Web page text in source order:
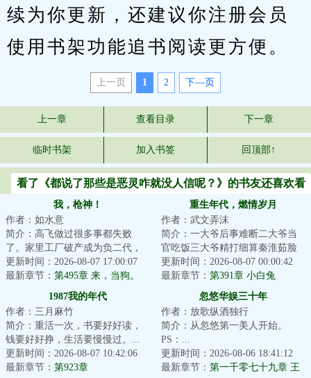
续为你更新，还建议你注册会员
使用书架功能追书阅读更方便。
上一页 1 2 下—页
上一章 查看目录 下一章
临时书架 加入书签 回顶部↑
看了《都说了那些是恶灵咋就没人信呢？》的书友还喜欢看
我，枪神！
作者：如水意
简介：高飞做过很多事都失败
了。家里工厂破产成为负二代，
送过外卖跑过网约车，无奈去俄
国要债，结果却被...
更新时间：2026-08-07 17:00:07
最新章节： 第495章 来，当狗。
重生年代，燃情岁月
作者：武文弄沫
简介：一大爷后事难断二大爷当
官吃饭三大爷精打细算秦淮茹脸
蛋好看何雨柱打架做饭娄晓娥难
逃大院李学武一...
更新时间：2026-08-07 00:00:42
最新章节： 第391章 小白兔
1987我的年代
作者：三月麻竹
简介：重活一次，书要好好读，
钱要好好挣，生活要慢慢过。...
更新时间：2026-08-07 10:42:06
最新章节： 第923章
忽悠华娱三十年
作者：放歌纵酒独行
简介：从忽悠第一美人开始。
PS：...
更新时间：2026-08-06 18:41:12
最新章节： 第一千零七十九章 王